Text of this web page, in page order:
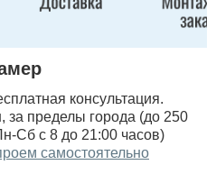
консультация.
за пределы города (до 250
Сб с 8 до 21:00 часов)
самостоятельно